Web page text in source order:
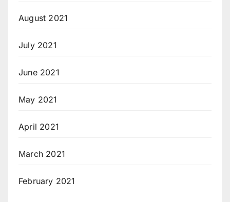
August 2021
July 2021
June 2021
May 2021
April 2021
March 2021
February 2021